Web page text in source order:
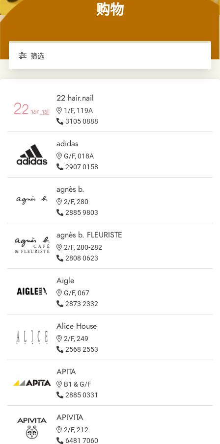
购物
筛选
22 hair.nail
1/F, 119A
3105 0888
adidas
G/F, 018A
2907 0158
agnès b.
2/F, 280
2885 9803
agnès b. FLEURISTE
2/F, 280-282
2808 0623
Aigle
G/F, 067
2873 2332
Alice House
2/F, 249
2568 2553
APITA
B1 & G/F
2885 0331
APIVITA
2/F, 212
6481 7060